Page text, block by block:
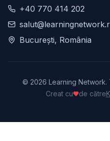
+40 770 414 202
București, România
© 2026 Learning
Creat cu
de către